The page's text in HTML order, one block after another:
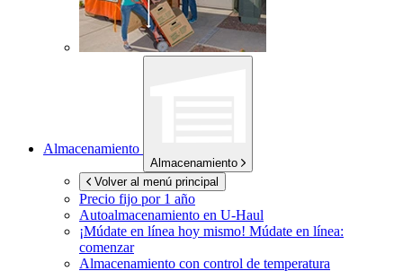
Almacenamiento
Almacenamiento
Volver al menú principal
Precio fijo por 1 año
Autoalmacenamiento en U-Haul
¡Múdate en línea hoy mismo! Múdate en línea:
comenzar
Almacenamiento con control de temperatura